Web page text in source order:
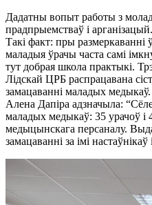
Дадатны вопыт работы з
прадпрыемстваў і
Такі факт: пры размеркаванні
маладыя ўрачы часта самі
тут добрая школа практыкі.
Лідскай ЦРБ распрацавана
замацаванні маладых
Алена Дапіра адзначыла:
маладых медыкаў: 35 урачоў і
медыцынскага персаналу.
замацаванні за імі